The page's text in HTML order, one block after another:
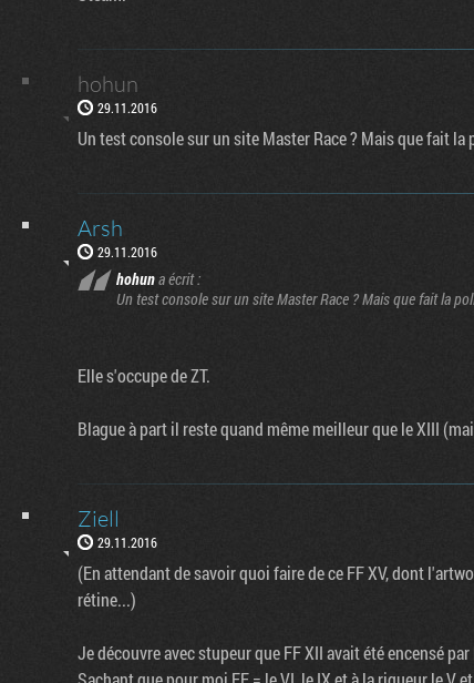
hohun
29.11.2016
Un test console sur un site Master Race ? Mais que fait la
Arsh
29.11.2016
hohuna écrit :
Un test console sur un site Master Race ? Mais que fait la
Elle s'occupe de ZT.
Blague à part il reste quand même meilleur que le XIII
Ziell
29.11.2016
(En attendant de savoir quoi faire de ce FF XV, dont
rétine...)
Je découvre avec stupeur que FF XII avait été encensé